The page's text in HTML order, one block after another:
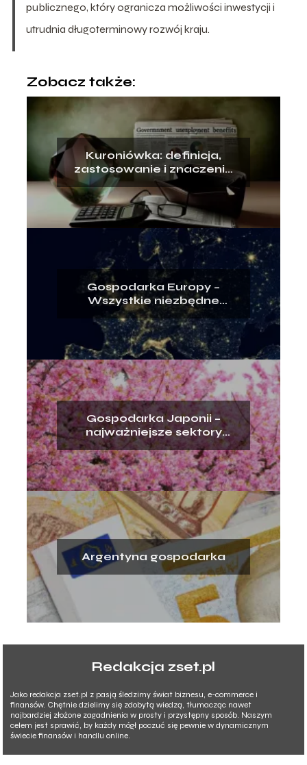
publicznego, który ogranicza możliwości inwestycji i
utrudnia długoterminowy rozwój kraju.
Zobacz także:
Kuroniówka: definicja,
zastosowanie i znaczenie
w kontekście opieki
zdrowotne
Gospodarka Europy –
Wszystkie niezbędne
informacje
Gospodarka Japonii –
najważniejsze sektory
gospodarki
Argentyna gospodarka
Redakcja zset.pl
Jako redakcja zset.pl z pasją śledzimy świat biznesu, e-commerce i
finansów. Chętnie dzielimy się zdobytą wiedzą, tłumacząc nawet
najbardziej złożone zagadnienia w prosty i przystępny sposób. Naszym
celem jest sprawić, by każdy mógł poczuć się pewnie w dynamicznym
świecie finansów i handlu online.